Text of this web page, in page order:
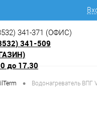
341-371 (ОФИС)
341-509
до 17.30
• Водонагреватель ВПГ